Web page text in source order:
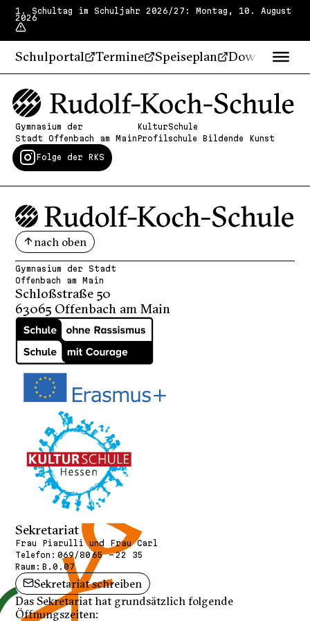
1. Schultag im Schuljahr 2026/27: Montag, 10. August
2026
Schulportal Termine Speiseplan Downloads
Gymnasium der
Stadt Offenbach am Main
KulturSchule
Profilschule Bildende Kunst
Folge der RKS
nach oben
Gymnasium der Stadt
Offenbach am Main
Schloßstraße 50
63065 Offenbach am Main
Sekretariat
Frau Piarulli und Frau Carl
Telefon: 069/80 65 - 22 35
Raum: B.0.07
Sekretariat schreiben
Das Sekretariat hat grundsätzlich folgende
Öffnungszeiten: